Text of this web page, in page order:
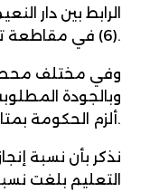
الرابط بين دار
(6) في مقاطعة تيارت.
وفي مختلف محطات
وبالجودة
ألزم الحكومة بمتابعة تنفيذ هذه المشاريع حتى تسليمها في الوقت المحدد.
نذكر بأن نسبة